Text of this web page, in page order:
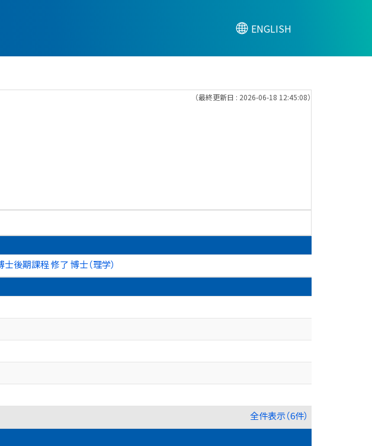
ENGLISH
（最終更新日 : 2026-06-18 12:45:08）
後期課程 修了 博士（理学）
全件表示（6件）